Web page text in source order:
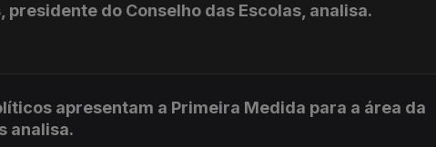
presidente do Conselho das Escolas, analisa.
apresentam a Primeira Medida para a área da
analisa.